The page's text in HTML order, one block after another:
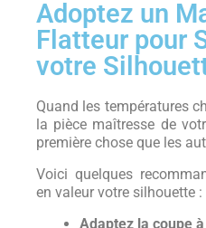
Adoptez un
Flatteur pour
votre
Quand les températures
la pièce maîtresse de
première chose que les
Voici quelques
en valeur votre silhouette :
Adaptez la coupe